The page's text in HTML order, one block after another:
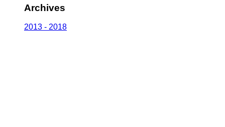
Archives
2013 - 2018